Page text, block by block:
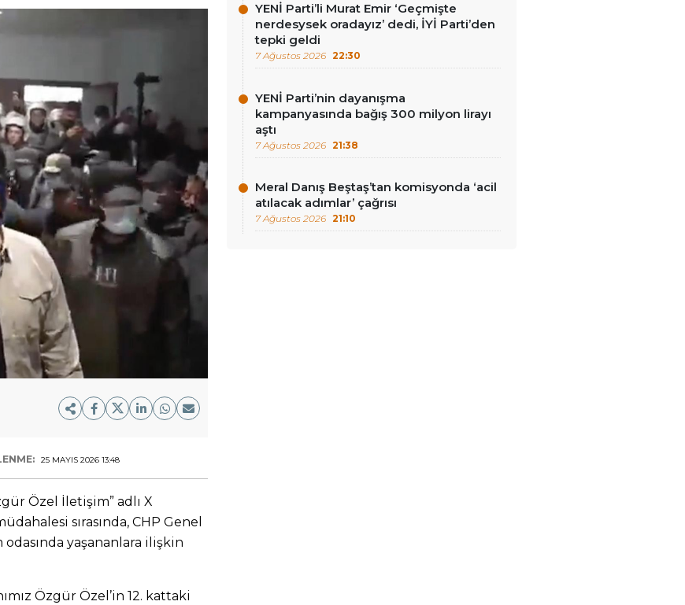
25 MAYIS 2026 13:48
Özel İletişim” adlı X
sırasında, CHP Genel
odasında yaşananlara ilişkin
Özgür Özel’in 12. kattaki
YENİ Parti’li Murat Emir ‘Geçmişte
nerdesysek oradayız’ dedi, İYİ Parti’den
tepki geldi
7 Ağustos 2026 22:30
YENİ Parti’nin dayanışma
kampanyasında bağış 300 milyon lirayı
aştı
7 Ağustos 2026 21:38
Meral Danış Beştaş’tan komisyonda ‘acil
atılacak adımlar’ çağrısı
7 Ağustos 2026 21:10